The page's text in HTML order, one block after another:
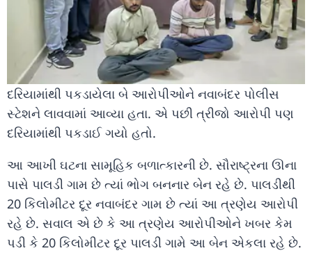
દરિયામાંથી પકડાયેલા બે આરોપીઓને નવાબંદર પોલીસ
સ્ટેશને લાવવામાં આવ્યા હતા. એ પછી ત્રીજો આરોપી પણ
દરિયામાંથી પકડાઈ ગયો હતો.
આ આખી ઘટના સામૂહિક બળાત્કારની છે. સૌરાષ્ટ્રના ઊના
પાસે પાલડી ગામ છે ત્યાં ભોગ બનનાર બેન રહે છે. પાલડીથી
20 કિલોમીટર દૂર નવાબંદર ગામ છે ત્યાં આ ત્રણેય આરોપી
રહે છે. સવાલ એ છે કે આ ત્રણેય આરોપીઓને ખબર કેમ
પડી કે 20 કિલોમીટર દૂર પાલડી ગામે આ બેન એકલા રહે છે.